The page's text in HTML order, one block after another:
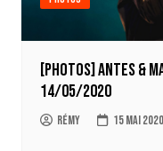
[Photos] Antes &
14/05/2020
Rémy 15 mai 2020